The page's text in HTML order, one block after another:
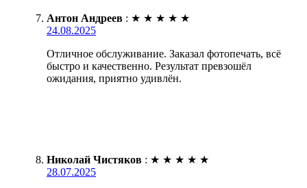
Антон Андреев : ★ ★ ★ ★ ★
24.08.2025
Отличное обслуживание. Заказал фотопечать, всё
быстро и качественно. Результат превзошёл
ожидания, приятно удивлён.
Николай Чистяков : ★ ★ ★ ★ ★
28.07.2025